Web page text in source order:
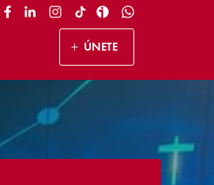
ÚNETE